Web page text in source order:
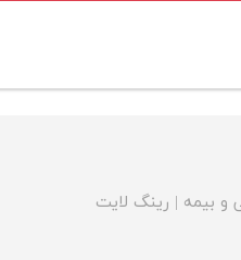
و بیمه | رینگ لایت